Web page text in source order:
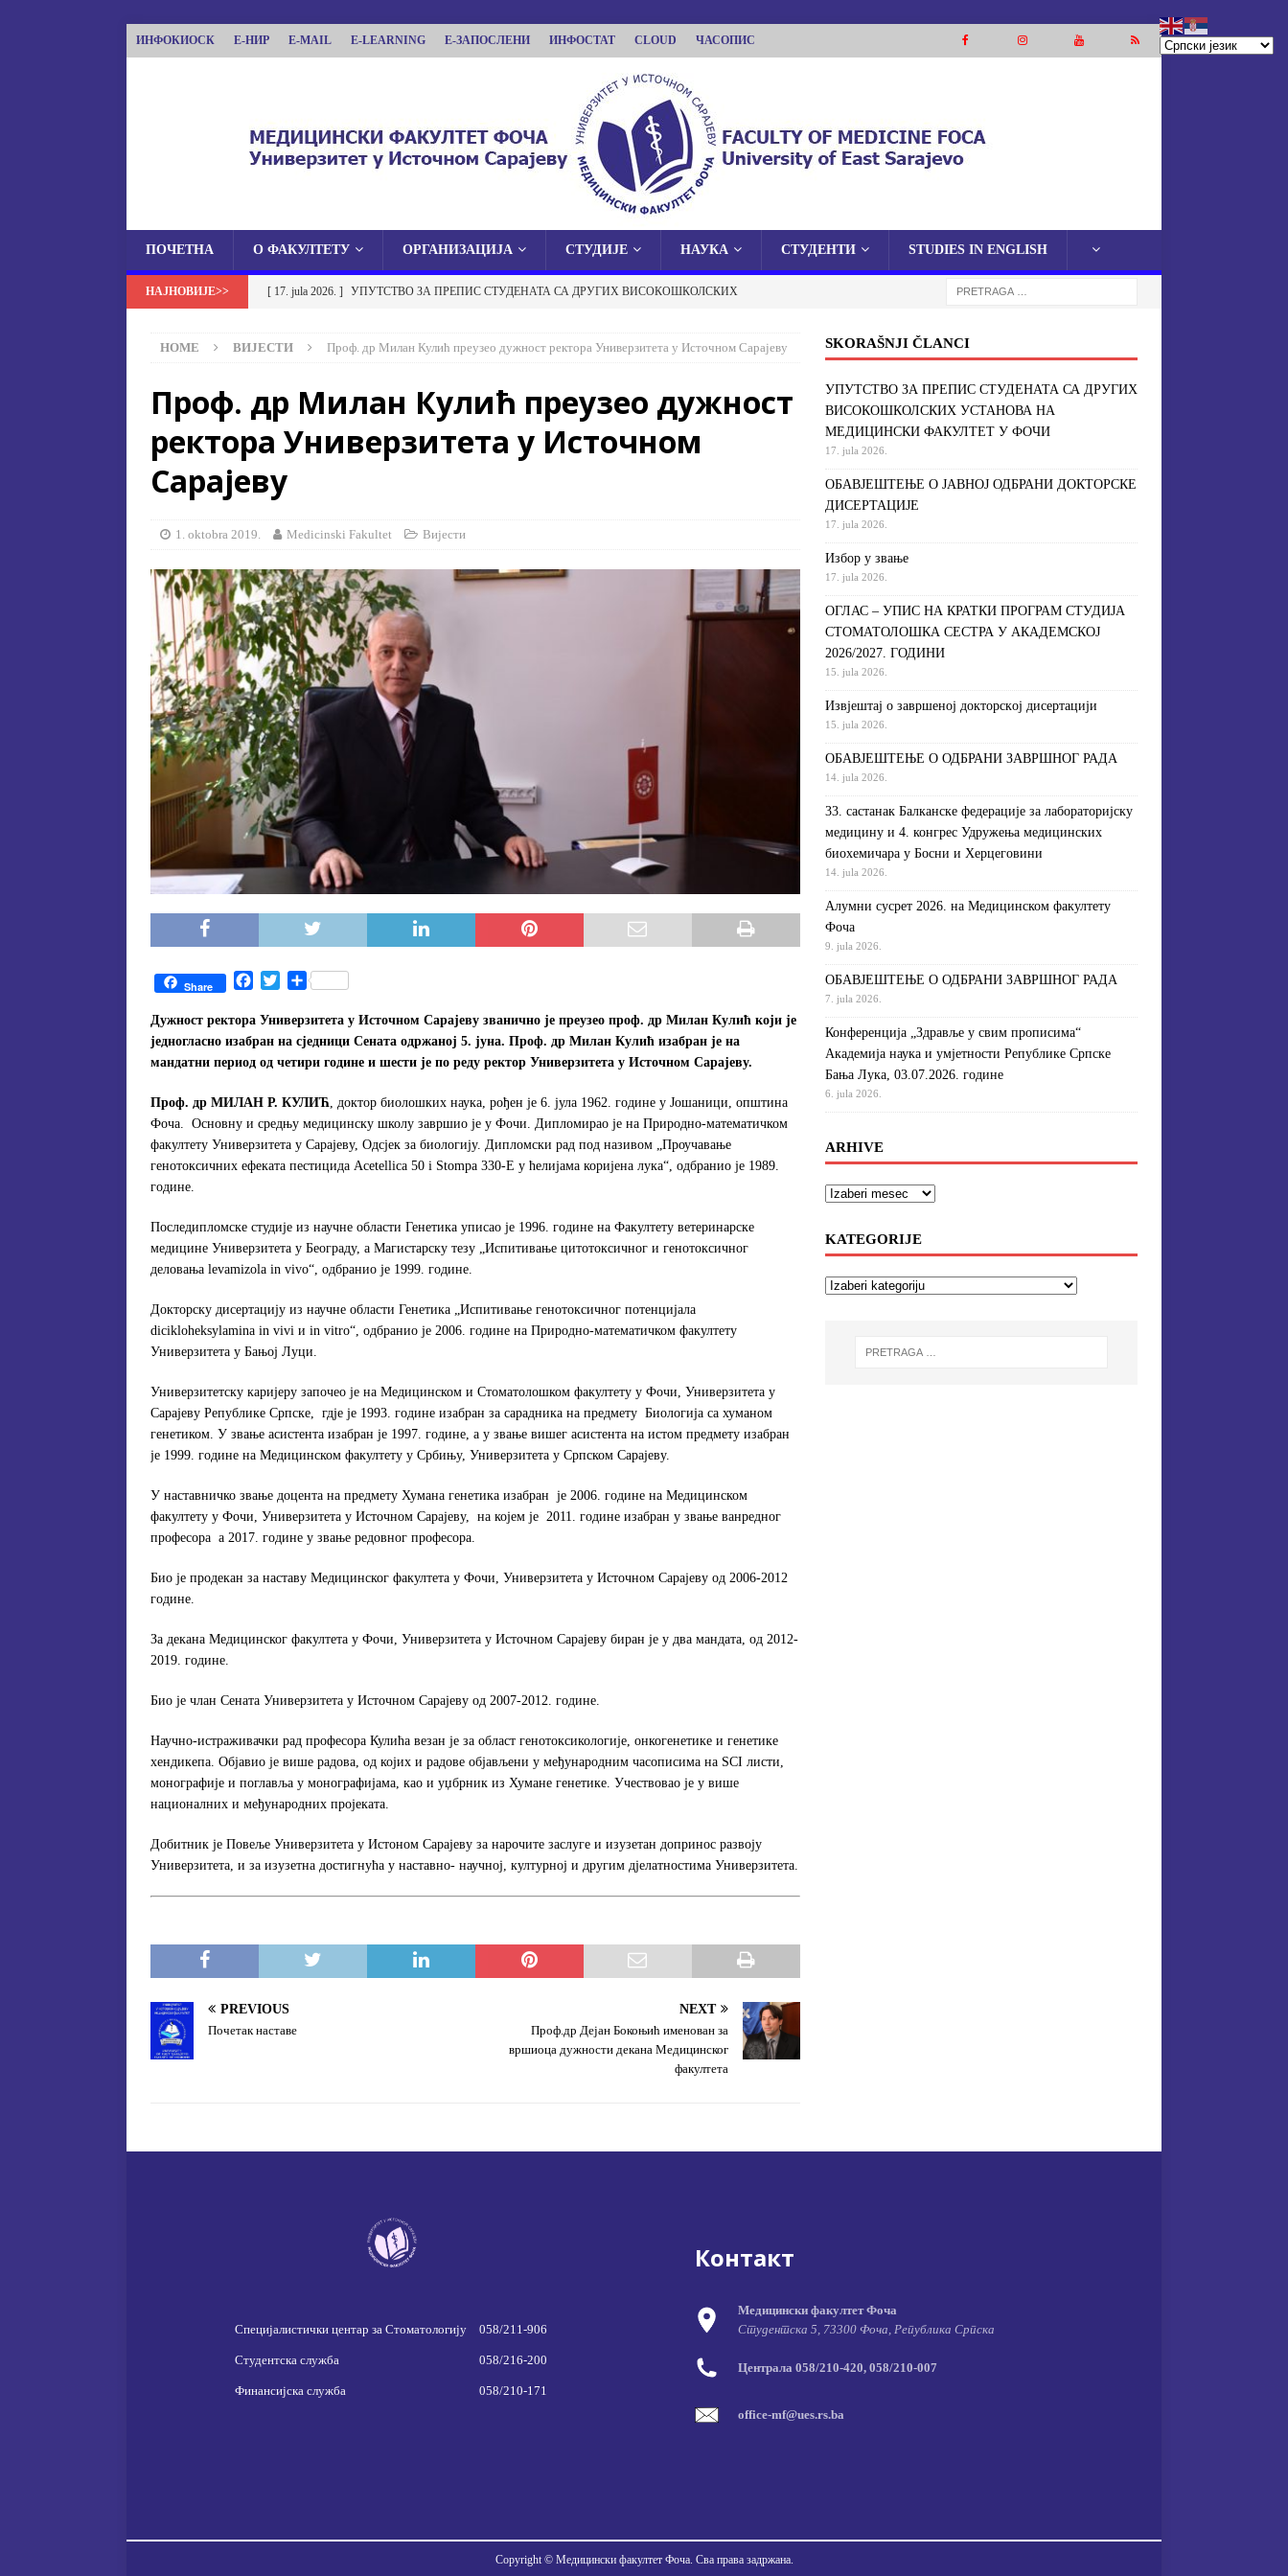
ИНФОКИОСК Е-НИР E-MAIL E-LEARNING Е-ЗАПОСЛЕНИ ИНФОСТАТ CLOUD ЧАСОПИС
МЕДИЦИНСКИ ФАКУЛТЕТ ФОЧА
МЕДИЦИНСКИ ФАКУЛТЕТ УНИВЕРЗИТЕТА У ИСТОЧНОМ САРАЈЕВУ
ПОЧЕТНА О ФАКУЛТЕТУ ОРГАНИЗАЦИЈА СТУДИЈЕ НАУКА СТУДЕНТИ STUDIES IN ENGLISH
[ 17. jula 2026. ] УПУТСТВО ЗА ПРЕПИС СТУДЕНАТА СА ДРУГИХ ВИСОКОШКОЛСКИХ
[ 17. jula 2026. ] ОБАВЈЕШТЕЊЕ О ЈАВНОЈ ОДБРАНИ ДОКТОРСКЕ ДИСЕРТАЦИЈЕ
ОБАВЈЕШТЕЊА
[ 17. jula 2026. ] ОБАВЈЕШТЕЊА
[ 15. jula 2026. ] ОГЛАС – УПИС НА КРАТКИ ПРОГРАМ СТУДИЈА СТОМАТОЛОШКА СЕСТРА У
АКАДЕМСКОЈ 2026/2027. ГОДИНИ
СПЕЦИЈАЛНА ЕДУКАЦИЈА И РЕХАБИЛИТАЦИЈА ОБАВЈЕШТЕЊА
HOME ВИЈЕСТИ Проф. др Милан Кулић преузео дужност ректора Универзитета у Источном Сарајеву
Проф. др Милан Кулић преузео дужност
ректора Универзитета у Источном
Сарајеву
1. oktobra 2019. Medicinski Fakultet Вијести
Share
c
e
b
o
i
t
t
r
S
a
r
e
Дужност ректора Универзитета у Источном Сарајеву званично је преузео проф. др Милан Кулић који је
једногласно изабран на сједници Сената одржаној 5. јуна. Проф. др Милан Кулић изабран је на
мандатни период од четири године и шести је по реду ректор Универзитета у Источном Сарајеву.
Проф. др МИЛАН Р. КУЛИЋ, доктор биолошких наука, рођен je 6. јула 1962. године у Јошаници, општина
Фоча. Основну и средњу медицинску школу завршио је у Фочи. Дипломирао је на Природно-математичком
факултету Универзитета у Сарајеву, Одсјек за биологију. Дипломски рад под називом „Проучавање
генотоксичних ефеката пестицида Acetellicа 50 i Stompa 330-E у ћелијама коријена лука“, одбранио је 1989.
године.
Последипломске студије из научне области Генетика уписао је 1996. године на Факултету ветеринарске
медицине Универзитета у Београду, а Магистарску тезу „Испитивање цитотоксичног и генотоксичног
деловања levamizola in vivo“, одбранио је 1999. године.
Докторску дисертацију из научне области Генетика „Испитивање генотоксичног потенцијала
dicikloheksylamina in vivi и in vitrо“, одбранио је 2006. године на Природно-математичком факултету
Универзитета у Бањој Луци.
Универзитетску каријеру започео је на Медицинском и Стоматолошком факултету у Фочи, Универзитета у
Сарајеву Републике Српске, гдје је 1993. године изабран за сарадника на предмету Биологија са хуманом
генетиком. У звање асистента изабран је 1997. године, а у звање вишег асистента на истом предмету изабран
је 1999. године на Медицинском факултету у Србињу, Универзитета у Српском Сарајеву.
У наставничко звање доцента на предмету Хумана генетика изабран је 2006. године на Медицинском
факултету у Фочи, Универзитета у Источном Сарајеву, на којем је 2011. године изабран у звање ванредног
професора а 2017. године у звање редовног професора.
Био је продекан за наставу Медицинског факултета у Фочи, Универзитета у Источном Сарајеву од 2006-2012
године.
За декана Медицинског факултета у Фочи, Универзитета у Источном Сарајеву биран је у два мандата, од 2012-
2019. године.
Био је члан Сената Универзитета у Источном Сарајеву од 2007-2012. године.
Научно-истраживачки рад професора Кулића везан је за област генотоксикологије, онкогенетике и генетике
хендикепа. Објавио је више радова, од којих и радове објављени у међународним часописима на SCI листи,
монографије и поглавља у монографијама, као и уџбрник из Хумане генетике. Учествовао је у више
националних и међународних пројеката.
Добитник је Повеље Универзитета у Истоном Сарајеву за нарочите заслуге и изузетан допринос развоју
Универзитета, и за изузетна достигнућа у наставно- научној, културној и другим дјелатностима Универзитета.
PREVIOUS
Почетак наставе
NEXT
Проф.др Дејан Бокоњић именован за
вршиоца дужности декана Медицинског
факултета
SKORAŠNJI ČLANCI
УПУТСТВО ЗА ПРЕПИС СТУДЕНАТА СА ДРУГИХ
ВИСОКОШКОЛСКИХ УСТАНОВА НА
МЕДИЦИНСКИ ФАКУЛТЕТ У ФОЧИ
17. jula 2026.
ОБАВЈЕШТЕЊЕ О ЈАВНОЈ ОДБРАНИ ДОКТОРСКЕ
ДИСЕРТАЦИЈЕ
17. jula 2026.
Избор у звање
17. jula 2026.
ОГЛАС – УПИС НА КРАТКИ ПРОГРАМ СТУДИЈА
СТОМАТОЛОШКА СЕСТРА У АКАДЕМСКОЈ
2026/2027. ГОДИНИ
15. jula 2026.
Извjeштaj o зaвршeнoj дoктoрскoj дисeртaциjи
15. jula 2026.
ОБАВЈЕШТЕЊЕ О ОДБРАНИ ЗАВРШНОГ РАДА
14. jula 2026.
33. састанак Балканске федерације за лабораторијску
медицину и 4. конгрес Удружења медицинских
биохемичара у Босни и Херцеговини
14. jula 2026.
Алумни сусрет 2026. на Медицинском факултету
Фоча
9. jula 2026.
ОБАВЈЕШТЕЊЕ О ОДБРАНИ ЗАВРШНОГ РАДА
7. jula 2026.
Конференција „Здравље у свим прописима“
Академија наука и умјетности Републике Српске
Бања Лука, 03.07.2026. године
6. jula 2026.
ARHIVE
KATEGORIJE
Специјалистички центар за Стоматологију 058/211-906
Студентска служба 058/216-200
Финансијска служба 058/210-171
Контакт
Медицински факултет Фоча
Студентска 5, 73300 Фоча, Република Српска
Централа 058/210-420, 058/210-007
office-mf@ues.rs.ba
Copyright © Медицински факултет Фоча. Сва права задржана.